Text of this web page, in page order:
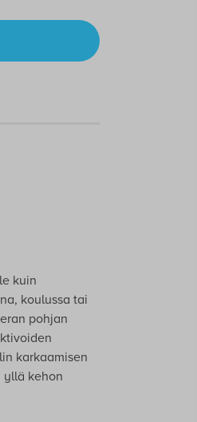
kuin
koulussa tai
pohjan
karkaamisen
yllä kehon